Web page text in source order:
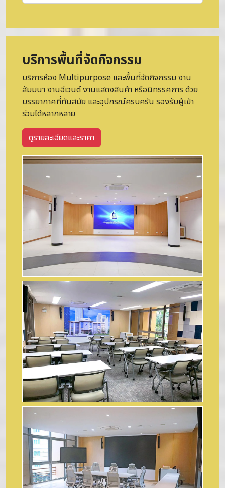
บริการพื้นที่จัดกิจกรรม
บริการห้อง Multipurpose และพื้นที่จัดกิจกรรม งาน
สัมมนา งานอีเวนต์ งานแสดงสินค้า หรือนิทรรศการ ด้วย
บรรยากาศที่ทันสมัย และอุปกรณ์ครบครัน รองรับผู้เข้า
ร่วมได้หลากหลาย
ดูรายละเอียดและราคา